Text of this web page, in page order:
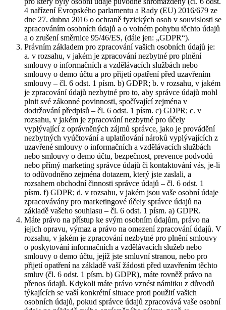
4 nařízení Evropského parlamentu a Rady (EU) 2016/679 ze
dne 27. dubna 2016 o ochraně fyzických osob v souvislosti se
zpracováním osobních údajů a o volném pohybu těchto údajů
a o zrušení směrnice 95/46/ES, (dále jen: „GDPR“).
Právním základem pro zpracování vašich osobních údajů je:
a. v rozsahu, v jakém je zpracování nezbytné pro plnění
smlouvy o informačních a vzdělávacích službách nebo
smlouvy o demo účtu a pro přijetí opatření před uzavřením
smlouvy – čl. 6 odst. 1 písm. b) GDPR; b. v rozsahu, v jakém
je zpracování údajů nezbytné pro to, aby správce údajů mohl
plnit své zákonné povinnosti, spočívající zejména v
dodržování předpisů – čl. 6 odst. 1 písm. c) GDPR; c. v
rozsahu, v jakém je zpracování nezbytné pro účely
vyplývající z oprávněných zájmů správce, jako je provádění
nezbytných vyúčtování a uplatňování nároků vyplývajících z
uzavřené smlouvy o informačních a vzdělávacích službách
nebo smlouvy o demo účtu, bezpečnost, prevence podvodů
nebo přímý marketing správce údajů či kontaktování vás, je-li
to odůvodněno zejména dotazem, který jste zaslali, a
rozsahem obchodní činnosti správce údajů – čl. 6 odst. 1
písm. f) GDPR; d. v rozsahu, v jakém jsou vaše osobní údaje
zpracovávány pro marketingové účely správce údajů na
základě vašeho souhlasu – čl. 6 odst. 1 písm. a) GDPR.
Máte právo na přístup ke svým osobním údajům, právo na
jejich opravu, výmaz a právo na omezení zpracování údajů. V
rozsahu, v jakém je zpracování nezbytné pro plnění smlouvy
o poskytování informačních a vzdělávacích služeb nebo
smlouvy o demo účtu, jejíž jste smluvní stranou, nebo pro
přijetí opatření na základě vaší žádosti před uzavřením těchto
smluv (čl. 6 odst. 1 písm. b) GDPR), máte rovněž právo na
přenos údajů. Kdykoli máte právo vznést námitku z důvodů
týkajících se vaší konkrétní situace proti použití vašich
osobních údajů, pokud správce údajů zpracovává vaše osobní